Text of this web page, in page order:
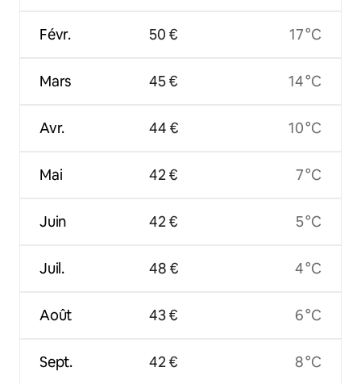
Févr.
Mars
Avr.
Mai
Juin
Juil.
Août
Sept.
50 €
45 €
44 €
42 €
42 €
48 €
43 €
42 €
17 °C
14 °C
10 °C
7 °C
5 °C
4 °C
6 °C
8 °C